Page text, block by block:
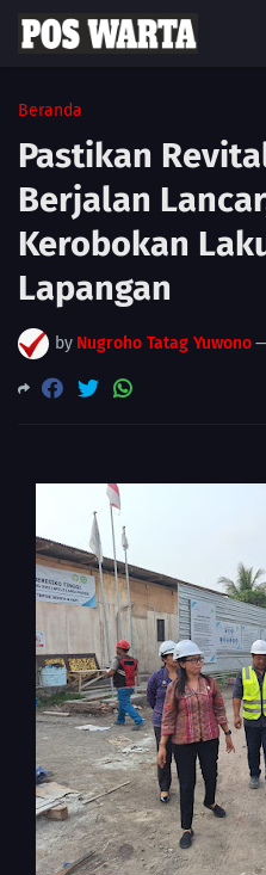
Beranda
Pastikan
Berjalan
Kerobokan
Lapangan
by Nugroho Tatag Yuwono